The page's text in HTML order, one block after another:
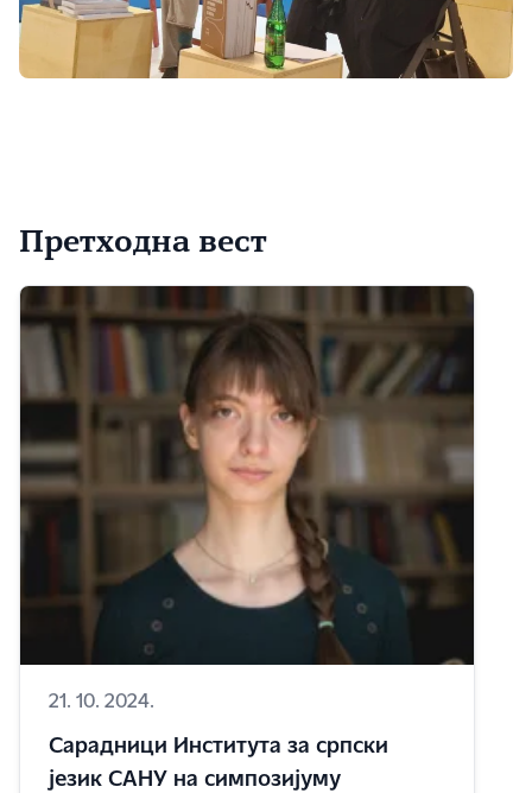
Претходна вест
21. 10. 2024.
Сарадници Института за српски
језик САНУ на симпозијуму